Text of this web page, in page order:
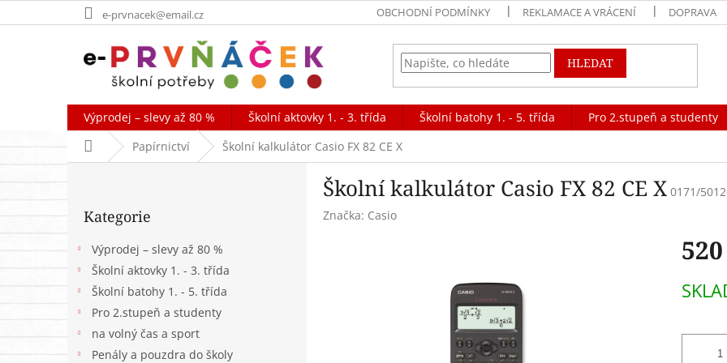
na
e-prvnacek@email.cz OBCHODNÍ PODMÍNKY REKLAMACE A VRÁCENÍ DOPRAVA
HLEDAT
Výprodej – slevy až 80 % Školní aktovky 1. - 3. třída Školní batohy 1. - 5. třída Pro 2.stupeň a studenty
Domů Papírnictví Školní kalkulátor Casio FX 82 CE X
P
kategorie
Kategorie
Výprodej – slevy až 80 %
Školní aktovky 1. - 3. třída
Školní batohy 1. - 5. třída
Pro 2.stupeň a studenty
na volný čas a sport
Penály a pouzdra do školy
Školní kalkulátor Casio FX 82 CE X 0171/
Značka: Casio
cena: